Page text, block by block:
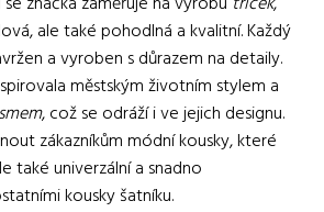
ale také pohodlná a kvalitní. Každý
a vyroben s důrazem na detaily.
městským životním stylem a
, což se odráží i ve jejich designu.
zákazníkům módní kousky, které
také univerzální a snadno
kousky šatníku.